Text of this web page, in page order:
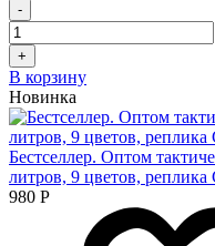
-
+
В корзину
Новинка
Бестселлер. Оптом
литров, 9 цветов,
980 Р